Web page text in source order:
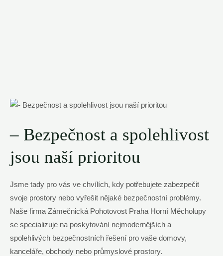
– Bezpečnost a spolehlivost
jsou naší prioritou
Jsme tady pro vás ve chvílích, kdy potřebujete zabezpečit
svoje prostory ​nebo vyřešit nějaké bezpečnostní ⁣problémy.
Naše firma Zámečnická Pohotovost Praha Horní Měcholupy
se specializuje na poskytování nejmodernějších a
spolehlivých bezpečnostních řešení pro vaše domovy,⁣
kanceláře, obchody nebo průmyslové prostory.